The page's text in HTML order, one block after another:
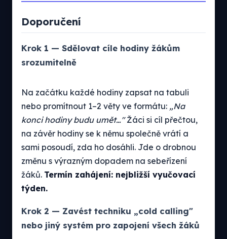
Doporučení
Krok 1 — Sdělovat cíle hodiny žákům
srozumitelně
Na začátku každé hodiny zapsat na tabuli
nebo promítnout 1–2 věty ve formátu: „Na
konci hodiny budu umět…"Žáci si cíl přečtou,
na závěr hodiny se k němu společně vrátí a
sami posoudí, zda ho dosáhli. Jde o drobnou
změnu s výrazným dopadem na sebeřízení
žáků. Termín zahájení: nejbližší vyučovací
týden.
Krok 2 — Zavést techniku „cold calling"
nebo jiný systém pro zapojení všech žáků